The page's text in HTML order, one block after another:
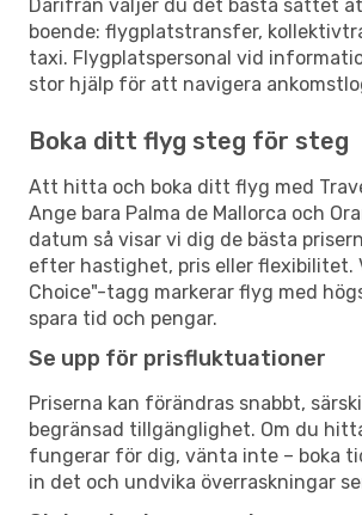
Därifrån väljer du det bästa sättet
boende: flygplatstransfer,
taxi. Flygplatspersonal vid
stor hjälp för att navigera
Boka ditt flyg steg för steg
Att hitta och boka ditt flyg med
Ange bara Palma de Mallorca och
datum så visar vi dig de bästa
efter hastighet, pris eller flexibilitet.
Choice"-tagg markerar flyg med
spara tid och pengar.
Se upp för prisfluktuationer
Priserna kan förändras snabbt,
begränsad tillgänglighet. Om du
fungerar för dig, vänta inte – boka
in det och undvika överraskningar